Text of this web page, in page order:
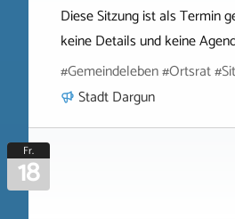
Diese Sitzung ist als Termin
keine Details und keine
#Gemeindeleben #Ortsrat
Stadt Dargun
Fr.
18